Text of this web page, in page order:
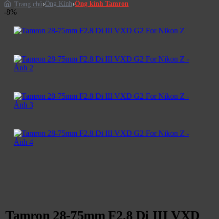
Trang chủ Ống Kính Ống kính Tamron
-8%
Tamron 28-75mm F2.8 Di III VXD